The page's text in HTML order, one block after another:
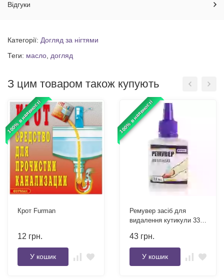
Відгуки
Категорії: Догляд за нігтями
Теги: масло догляд
З цим товаром також купують
100% в наявності
Крот Furman
12 грн.
У кошик
100% в наявності
Ремувер засіб для
видалення кутикули 33
43 грн.
У кошик